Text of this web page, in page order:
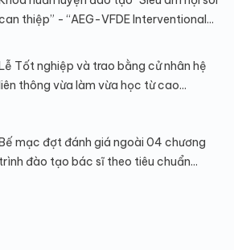
thiệp” - “AEG-VFDE Interventional...
Tốt nghiệp và trao bằng cử nhân hệ
thông vừa làm vừa học từ cao...
mạc đợt đánh giá ngoài 04 chương
trình đào tạo bác sĩ theo tiêu chuẩn...